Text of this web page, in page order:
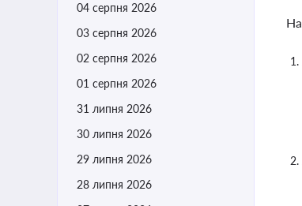
04 серпня 2026
03 серпня 2026
02 серпня 2026
01 серпня 2026
31 липня 2026
30 липня 2026
29 липня 2026
28 липня 2026